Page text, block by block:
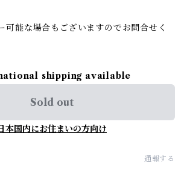
可能な場合もございますのでお問合せく
shipping available
Sold out
本国内にお住まいの方向け
通報する